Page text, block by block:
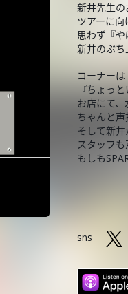
新井先生の
ツアーに向
思わず『
新井のぶち
コーナーは
『ちょっ
お店にて
ちゃんと声
そして新
スタッフも
もしも
sns